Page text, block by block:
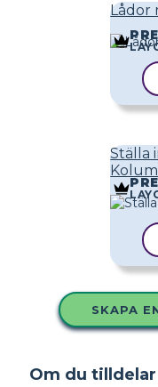
Lådor
Ställa
SKAPA
Om du